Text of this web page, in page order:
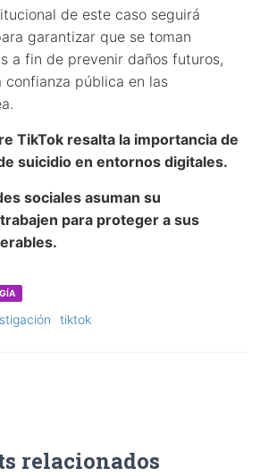
de este caso seguirá
garantizar que se toman
a fin de prevenir daños futuros,
pública en las
TikTok resalta la importancia de
suicidio en entornos digitales.
sociales asuman su
para proteger a sus
tiktok
relacionados